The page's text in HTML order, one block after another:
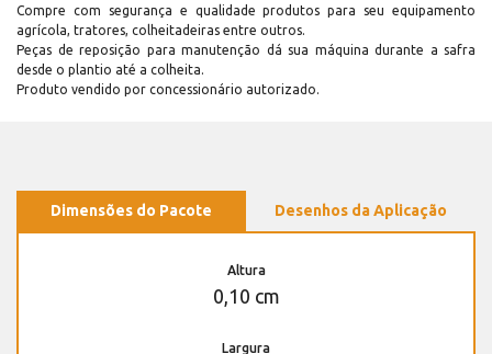
Compre com segurança e qualidade produtos para seu equipamento
agrícola, tratores, colheitadeiras entre outros.
Peças de reposição para manutenção dá sua máquina durante a safra
desde o plantio até a colheita.
Produto vendido por concessionário autorizado.
Dimensões do Pacote Desenhos da Aplicação
Altura
0,10 cm
Largura